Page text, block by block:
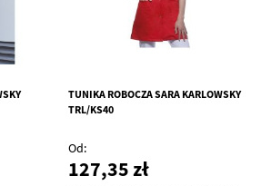
TUNIKA ROBOCZA SARA KARLOWSKY
TRL/KS40
Od
127,35 zł